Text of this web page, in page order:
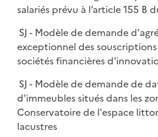
salariés prévu à l’article 155 B
SJ - Modèle de demande
exceptionnel des
sociétés financières
SJ - Modèle de demande de
d'immeubles situés dans les
Conservatoire de l'espace
lacustres